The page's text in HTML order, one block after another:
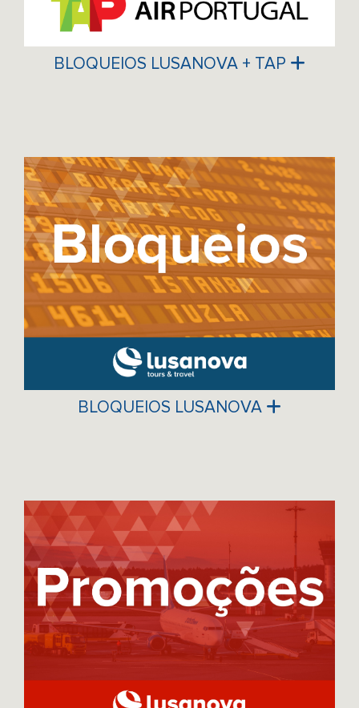
BLOQUEIOS LUSANOVA + TAP
BLOQUEIOS LUSANOVA